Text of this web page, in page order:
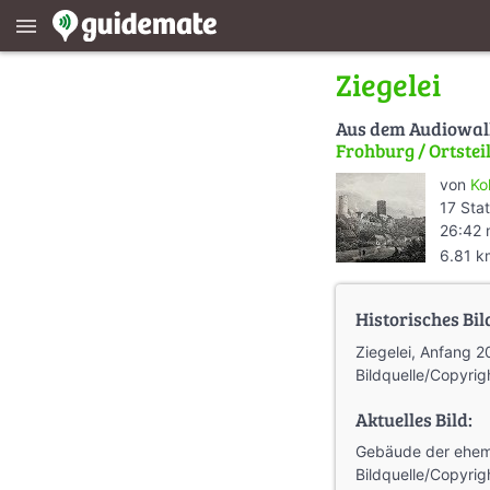
menu
Ziegelei
Aus dem
Frohburg /
von
17
26:42
6.81
Historisches
Ziegelei, Anfang
Bildquelle/
Aktuelles Bild:
Gebäude der
Bildquelle/